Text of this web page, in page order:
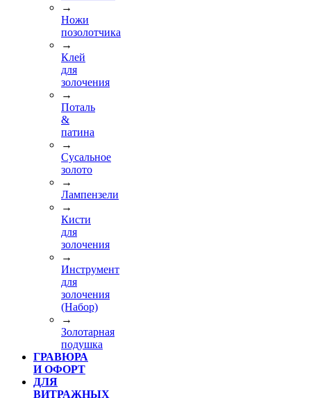
→
Ножи
позолотчика
→
Клей
для
золочения
→
Поталь
&
патина
→
Сусальное
золото
→
Лампензели
→
Кисти
для
золочения
→
Инструмент
для
золочения
(Набор)
→
Золотарная
подушка
ГРАВЮРА
И ОФОРТ
ДЛЯ
ВИТРАЖНЫХ